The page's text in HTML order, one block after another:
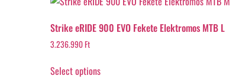
Strike eRIDE 900 EVO Fekete Elektromos MTB L
3.236.990Ft
Select options